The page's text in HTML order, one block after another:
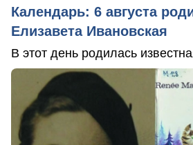
Календарь: 6 августа
Елизавета Ивановская
В этот день родилась